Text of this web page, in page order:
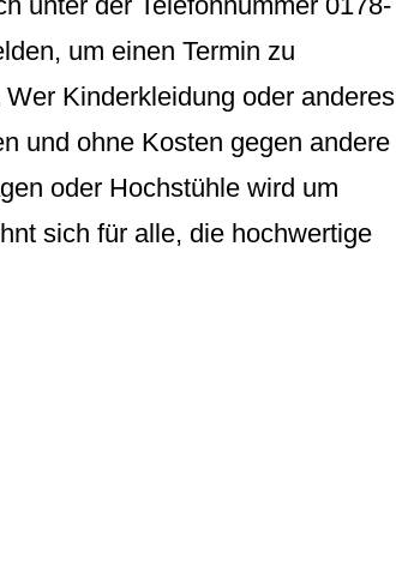
um einen Termin zu
Kinderkleidung oder anderes
und ohne Kosten gegen andere
oder Hochstühle wird um
sich für alle, die hochwertige